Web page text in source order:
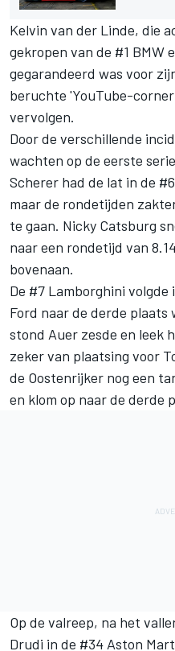
Kelvin van der Linde, die
gekropen van de #1 BMW
gegarandeerd was voor
beruchte 'YouTube-
vervolgen.
Door de verschillende
wachten op de eerste
Scherer had de lat in de
maar de rondetijden
te gaan. Nicky Catsburg
naar een rondetijd van
bovenaan.
De #7 Lamborghini
Ford naar de derde plaats
stond Auer zesde en leek
zeker van plaatsing voor
de Oostenrijker nog een
en klom op naar de derde
Op de valreep, na het
Drudi in de #34 Aston